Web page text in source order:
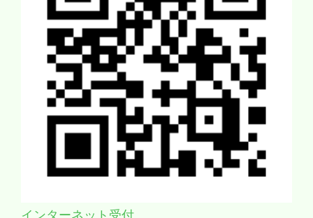
インターネット受付